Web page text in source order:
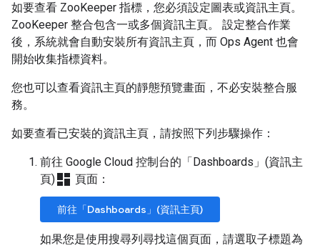
如要查看 ZooKeeper 指標，您必須設定圖表或資訊主頁。
ZooKeeper 整合包含一或多個資訊主頁。 設定整合作業
後，系統就會自動安裝所有資訊主頁，而 Ops Agent 也會
開始收集指標資料。
您也可以查看資訊主頁的靜態預覽畫面，不必安裝整合服
務。
如要查看已安裝的資訊主頁，請按照下列步驟操作：
前往 Google Cloud 控制台的「Dashboards」(資訊主
頁)dashboard 頁面：
前往「Dashboards」(資訊主頁)
如果您是使用搜尋列尋找這個頁面，請選取子標題為